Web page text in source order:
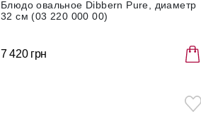
Блюдо овальное Dibbern Pure, диаметр
32 см (03 220 000 00)
7 420 грн